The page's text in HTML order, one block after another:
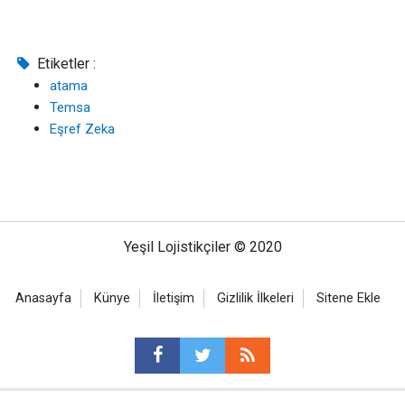
Etiketler :
atama
Temsa
Eşref Zeka
Yeşil Lojistikçiler © 2020
Anasayfa Künye İletişim Gizlilik İlkeleri Sitene Ekle